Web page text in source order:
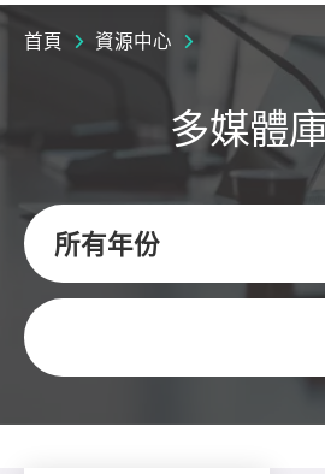
首頁 資源中心
多媒體
所有年份
關鍵字